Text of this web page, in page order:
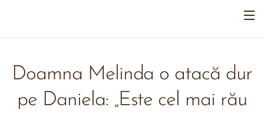
Doamna Melinda o atacă dur
pe Daniela: „Este cel mai rău